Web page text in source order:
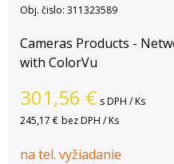
Obj. čislo: 311323589
Cameras Products -
with ColorVu
301,56 € s DPH / Ks
245,17 € bez DPH / Ks
na tel. vyžiadanie